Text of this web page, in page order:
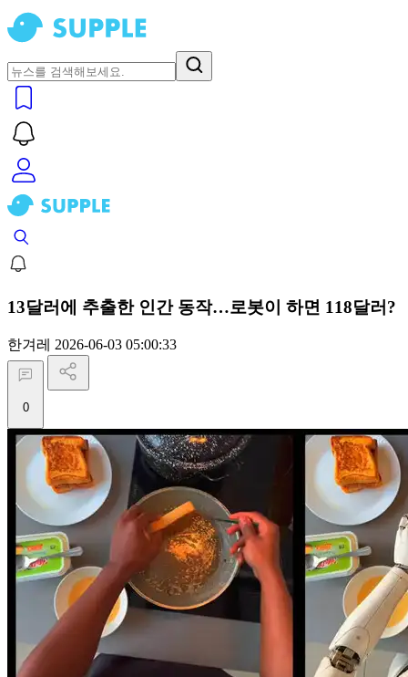
13달러에 추출한 인간 동작…로봇이 하면 118달러?
한겨레 2026-06-03 05:00:33
0